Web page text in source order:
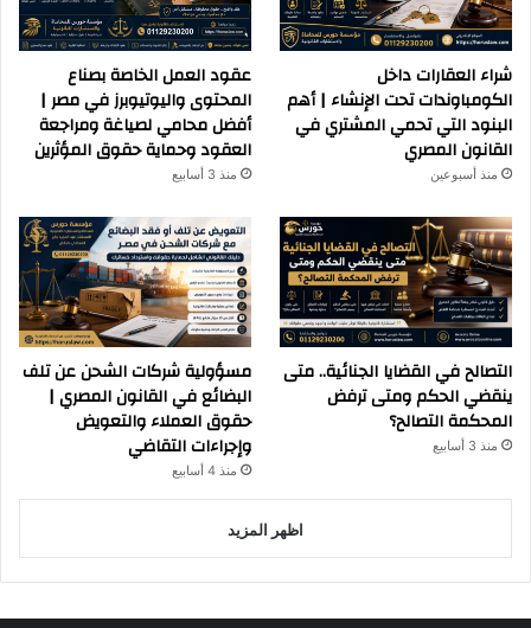
شراء العقارات داخل
الكومباوندات تحت الإنشاء | أهم
البنود التي تحمي المشتري في
القانون المصري
منذ أسبوعين
عقود العمل الخاصة بصناع
المحتوى واليوتيوبرز في مصر |
أفضل محامي لصياغة ومراجعة
العقود وحماية حقوق المؤثرين
منذ 3 أسابيع
التصالح في القضايا الجنائية.. متى
ينقضي الحكم ومتى ترفض
المحكمة التصالح؟
منذ 3 أسابيع
مسؤولية شركات الشحن عن تلف
البضائع في القانون المصري |
حقوق العملاء والتعويض
وإجراءات التقاضي
منذ 4 أسابيع
اظهر المزيد